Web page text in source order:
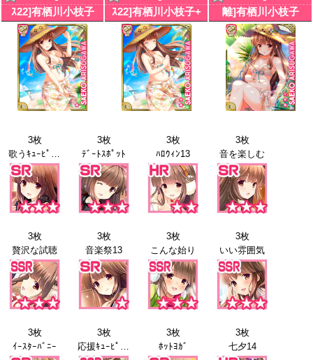
ｽ22]有栖川小枝子
ｽ22]有栖川小枝子+
離]有栖川小枝子
3枚
歌うｷｭｰﾋﾟｯﾄﾞ
3枚
ﾃﾞｰﾄｽﾎﾟｯﾄ
3枚
ﾊﾛｳｨﾝ13
3枚
音を楽しむ
3枚
贅沢な試聴
3枚
音楽祭13
3枚
こんな始り
3枚
いい雰囲気
3枚
ｲｰｽﾀｰﾊﾞﾆｰ
3枚
応援ｷｭｰﾋﾟｯﾄﾞ
3枚
ﾎｯﾄﾖｶﾞ
3枚
七夕14